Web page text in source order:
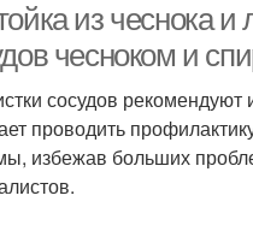
из чеснока и
чесноком и
сосудов рекомендуют
проводить
избежав больших